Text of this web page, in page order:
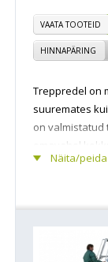
VAATA TOOTEID
HINNAPÄRING
Näita/
Treppredel on
suuremates
on valmistatud
omavahel
varustatud
astmed ja
libisemist.